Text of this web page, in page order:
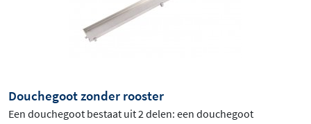
Douchegoot zonder rooster
Een douchegoot bestaat uit 2 delen: een douchegoot